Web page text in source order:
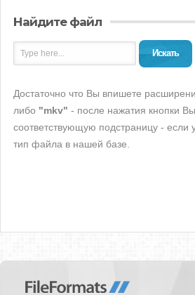
Найдите файл
Искать
Достаточно что Вы впишете
либо "mkv" - после нажатия кнопки
соответствующую подстраницу - если
тип файла в нашей базе.